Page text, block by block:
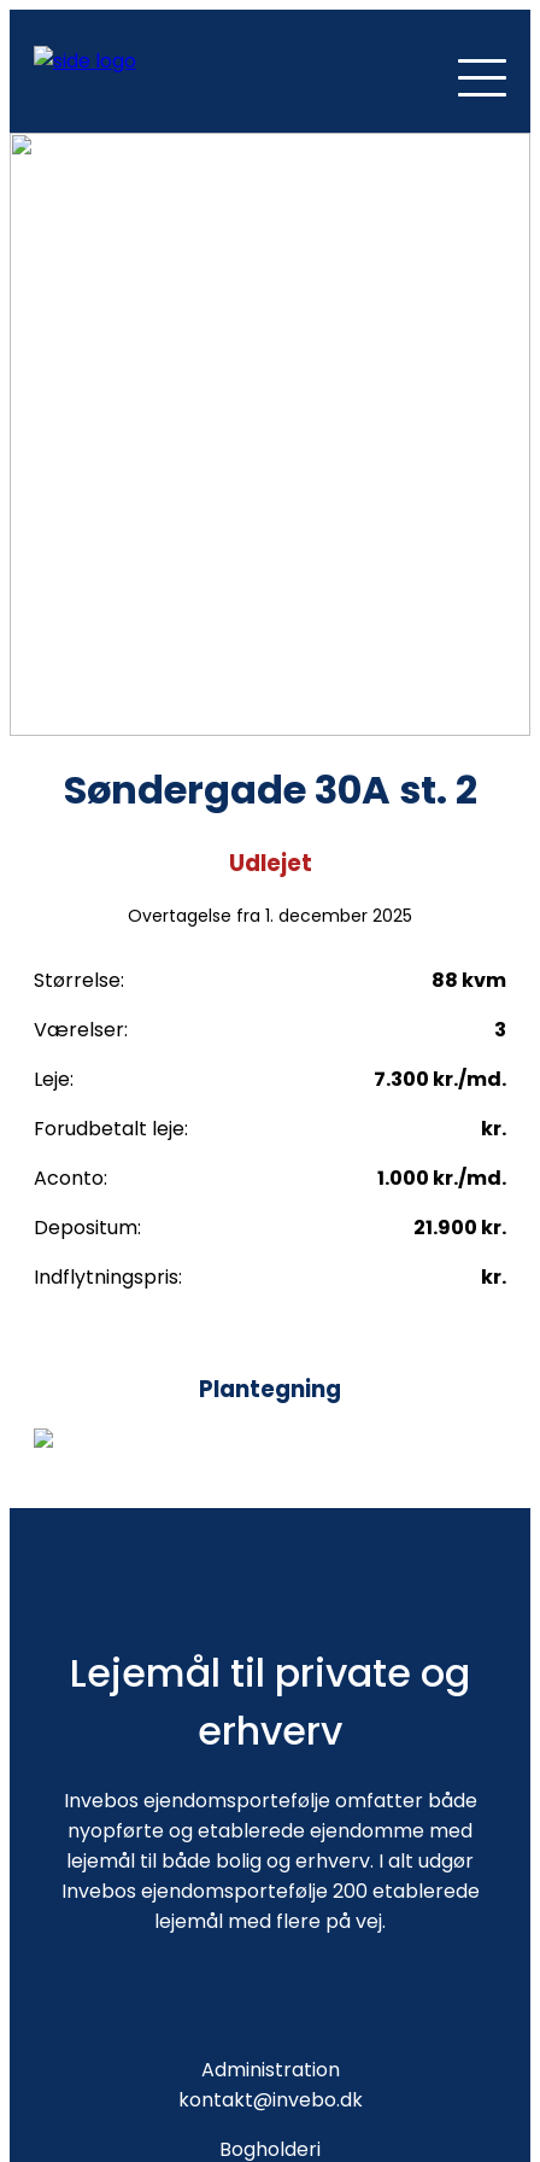
Søndergade 30A st. 2
Udlejet
Overtagelse fra 1. december 2025
Størrelse:
Værelser:
Leje:
Forudbetalt leje:
Aconto:
Depositum:
Indflytningspris:
88 kvm
3
7.300 kr./md.
kr.
1.000 kr./md.
21.900 kr.
kr.
Plantegning
Lejemål til private og
erhverv
Invebos ejendomsportefølje omfatter både
nyopførte og etablerede ejendomme med
lejemål til både bolig og erhverv. I alt udgør
Invebos ejendomsportefølje 200 etablerede
lejemål med flere på vej.
Administration
kontakt@invebo.dk
Bogholderi